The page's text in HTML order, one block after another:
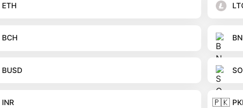
ETH
BCH
BUSD
INR 🇵🇰